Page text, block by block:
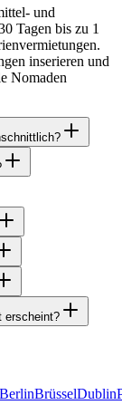
und
Tagen bis zu 1
inserieren und
Nomaden
erscheint?
BerlinBrüsselDublin